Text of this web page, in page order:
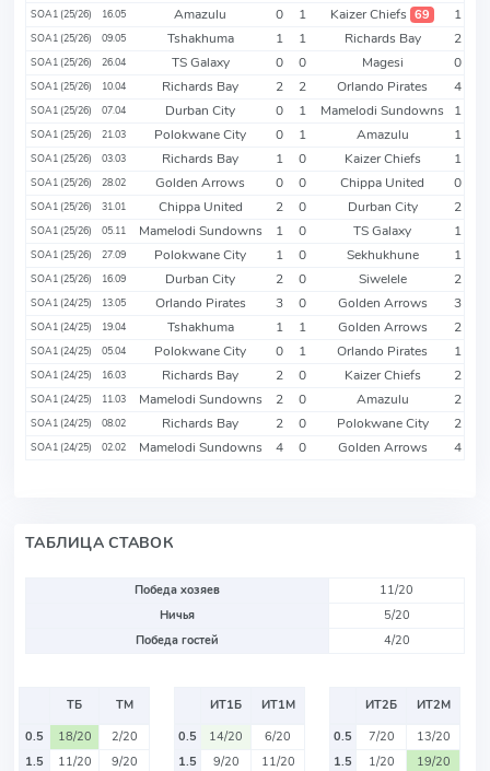
SOA1 (25/26) 16.05 Amazulu 0 1 Kaizer Chiefs 69 1
SOA1 (25/26) 09.05 Tshakhuma 1 1 Richards Bay 2
SOA1 (25/26) 26.04 TS Galaxy 0 0 Magesi 0
SOA1 (25/26) 10.04 Richards Bay 2 2 Orlando Pirates 4
SOA1 (25/26) 07.04 Durban City 0 1 Mamelodi Sundowns 1
SOA1 (25/26) 21.03 Polokwane City 0 1 Amazulu 1
SOA1 (25/26) 03.03 Richards Bay 1 0 Kaizer Chiefs 1
SOA1 (25/26) 28.02 Golden Arrows 0 0 Chippa United 0
SOA1 (25/26) 31.01 Chippa United 2 0 Durban City 2
SOA1 (25/26) 05.11 Mamelodi Sundowns 1 0 TS Galaxy 1
SOA1 (25/26) 27.09 Polokwane City 1 0 Sekhukhune 1
SOA1 (25/26) 16.09 Durban City 2 0 Siwelele 2
SOA1 (24/25) 13.05 Orlando Pirates 3 0 Golden Arrows 3
SOA1 (24/25) 19.04 Tshakhuma 1 1 Golden Arrows 2
SOA1 (24/25) 05.04 Polokwane City 0 1 Orlando Pirates 1
SOA1 (24/25) 16.03 Richards Bay 2 0 Kaizer Chiefs 2
SOA1 (24/25) 11.03 Mamelodi Sundowns 2 0 Amazulu 2
SOA1 (24/25) 08.02 Richards Bay 2 0 Polokwane City 2
SOA1 (24/25) 02.02 Mamelodi Sundowns 4 0 Golden Arrows 4
ТАБЛИЦА СТАВОК
Победа хозяев
11/20
Ничья
5/20
Победа гостей
4/20
ТБ
ТМ
0.5
18/20
2/20
1.5
11/20
9/20
ИТ1Б
ИТ1М
0.5
14/20
6/20
1.5
9/20
11/20
ИТ2Б
ИТ2М
0.5
7/20
13/20
1.5
1/20
19/20